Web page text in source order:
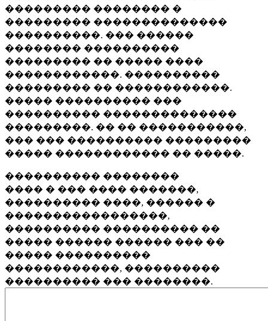
��������� �������� �
��������� ��������������
����������. ��� ������
�������� ����������
��������� �� ����� ����
������������. ����������
��������� �� ������������.
����� ���������� ���
���������� ��������������
���������. �� �� �����������,
��� ��� ���������� ���������
����� ������������ �� �����.
���������� ��������
���� � ��� ���� �������,
���������� ����, ������ �
�����������������,
���������� ���������� ��
����� ������ ������ ��� ��
����� ����������
������������, ����������
���������� ��� ��������.